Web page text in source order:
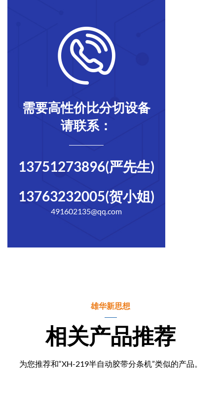
需要高性价比分切设备
请联系：
13751273896(严先生)
13763232005(贺小姐)
491602135@qq.com
雄华新思想
相关产品推荐
为您推荐和“XH-219半自动胶带分条机”类似的产品。